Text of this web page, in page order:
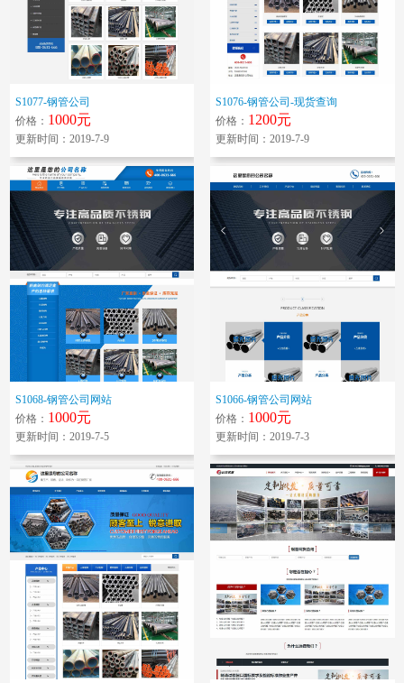
S1077-钢管公司
价格： 1000元
更新时间：2019-7-9
S1076-钢管公司-现货查询
价格： 1200元
更新时间：2019-7-9
S1068-钢管公司网站
价格： 1000元
更新时间：2019-7-5
S1066-钢管公司网站
价格： 1000元
更新时间：2019-7-3